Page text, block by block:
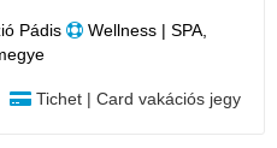
Pádis
Wellness | SPA,
Tichet | Card vakációs jegy